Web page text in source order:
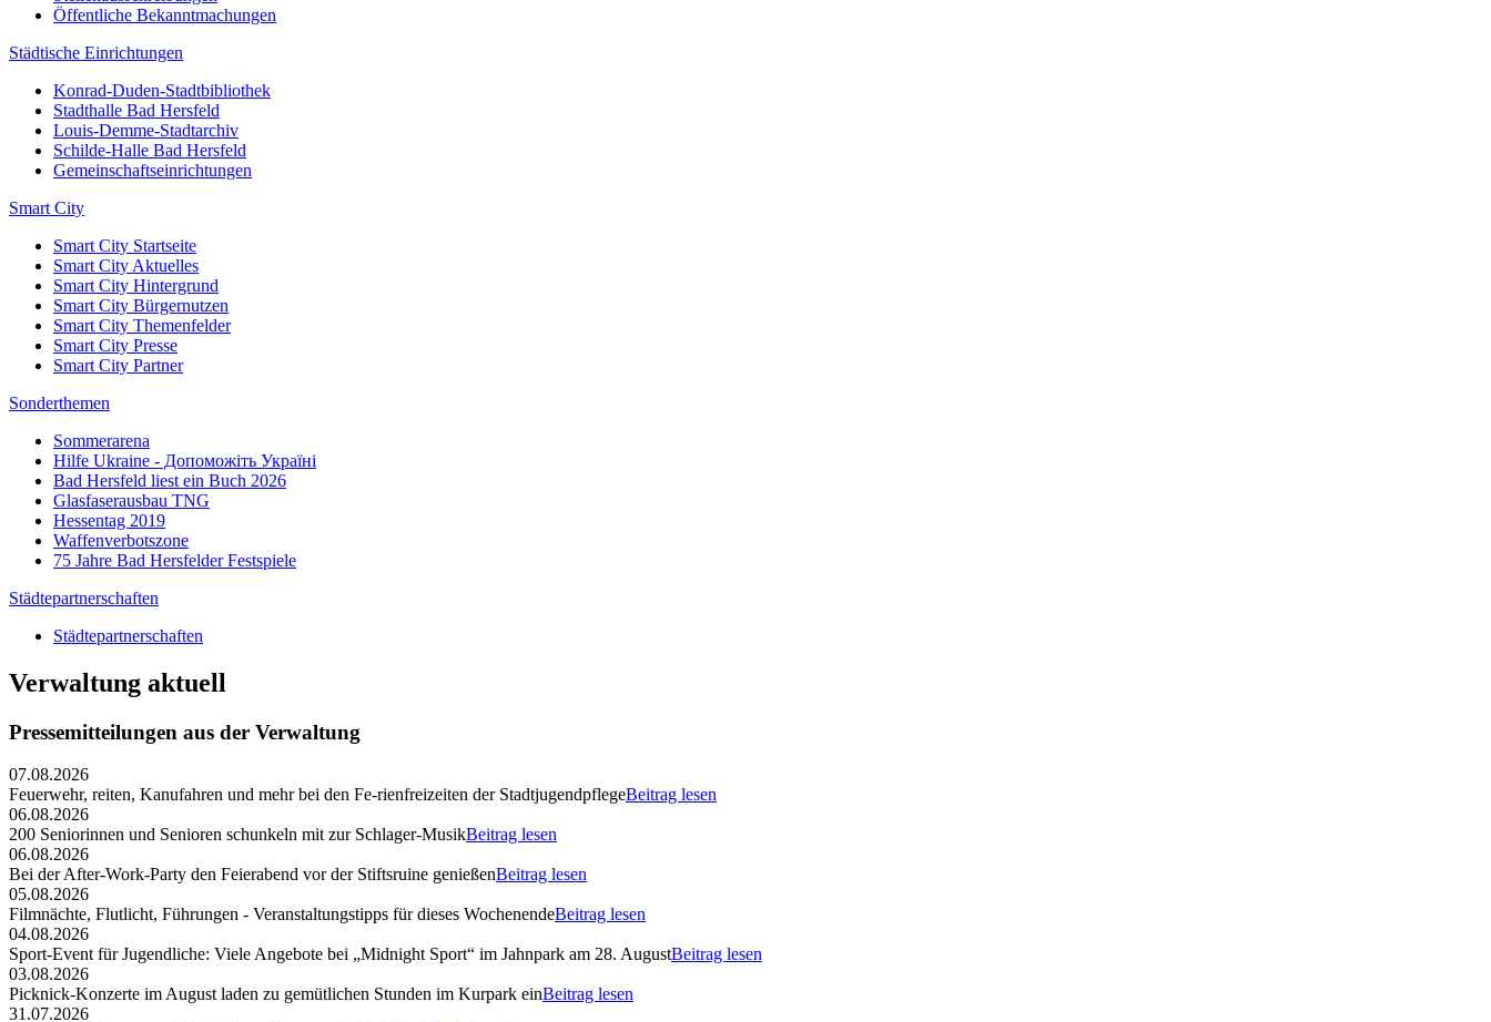
Öffentliche Bekanntmachungen
Städtische Einrichtungen
Konrad-Duden-Stadtbibliothek
Stadthalle Bad Hersfeld
Louis-Demme-Stadtarchiv
Schilde-Halle Bad Hersfeld
Gemeinschaftseinrichtungen
Smart City
Smart City Startseite
Smart City Aktuelles
Smart City Hintergrund
Smart City Bürgernutzen
Smart City Themenfelder
Smart City Presse
Smart City Partner
Sonderthemen
Sommerarena
Hilfe Ukraine - Допоможіть Україні
Bad Hersfeld liest ein Buch 2026
Glasfaserausbau TNG
Hessentag 2019
Waffenverbotszone
75 Jahre Bad Hersfelder Festspiele
Städtepartnerschaften
Städtepartnerschaften
Verwaltung aktuell
Pressemitteilungen aus der Verwaltung
07.08.2026
Feuerwehr, reiten, Kanufahren und mehr bei den Fe-rienfreizeiten der StadtjugendpflegeBeitrag lesen
06.08.2026
200 Seniorinnen und Senioren schunkeln mit zur Schlager-MusikBeitrag lesen
06.08.2026
Bei der After-Work-Party den Feierabend vor der Stiftsruine genießenBeitrag lesen
05.08.2026
Filmnächte, Flutlicht, Führungen - Veranstaltungstipps für dieses WochenendeBeitrag lesen
04.08.2026
Sport-Event für Jugendliche: Viele Angebote bei „Midnight Sport“ im Jahnpark am 28. AugustBeitrag lesen
03.08.2026
Picknick-Konzerte im August laden zu gemütlichen Stunden im Kurpark einBeitrag lesen
31.07.2026